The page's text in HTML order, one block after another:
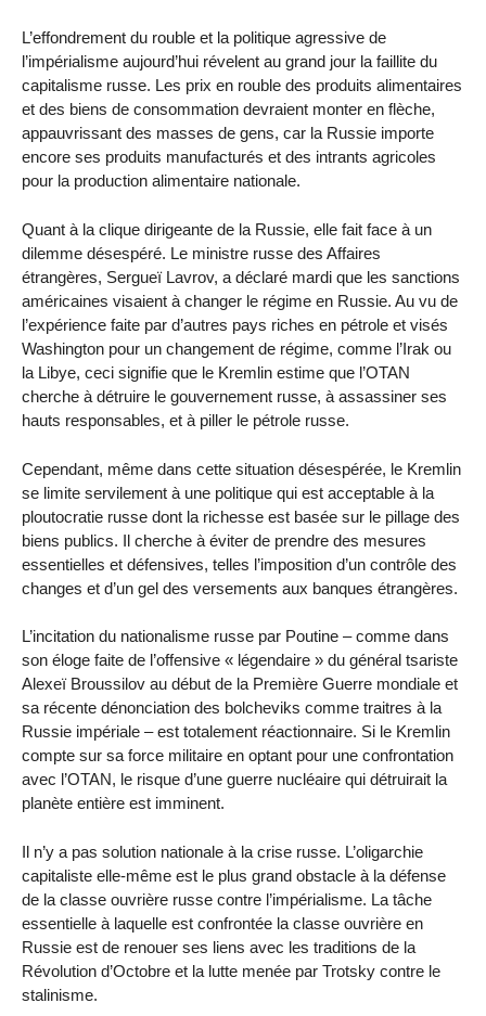
L’effondrement du rouble et la politique agressive de
l’impérialisme aujourd’hui révelent au grand jour la faillite du
capitalisme russe. Les prix en rouble des produits alimentaires
et des biens de consommation devraient monter en flèche,
appauvrissant des masses de gens, car la Russie importe
encore ses produits manufacturés et des intrants agricoles
pour la production alimentaire nationale.
Quant à la clique dirigeante de la Russie, elle fait face à un
dilemme désespéré. Le ministre russe des Affaires
étrangères, Sergueï Lavrov, a déclaré mardi que les sanctions
américaines visaient à changer le régime en Russie. Au vu de
l’expérience faite par d’autres pays riches en pétrole et visés
Washington pour un changement de régime, comme l’Irak ou
la Libye, ceci signifie que le Kremlin estime que l’OTAN
cherche à détruire le gouvernement russe, à assassiner ses
hauts responsables, et à piller le pétrole russe.
Cependant, même dans cette situation désespérée, le Kremlin
se limite servilement à une politique qui est acceptable à la
ploutocratie russe dont la richesse est basée sur le pillage des
biens publics. Il cherche à éviter de prendre des mesures
essentielles et défensives, telles l’imposition d’un contrôle des
changes et d’un gel des versements aux banques étrangères.
L’incitation du nationalisme russe par Poutine – comme dans
son éloge faite de l’offensive « légendaire » du général tsariste
Alexeï Broussilov au début de la Première Guerre mondiale et
sa récente dénonciation des bolcheviks comme traitres à la
Russie impériale – est totalement réactionnaire. Si le Kremlin
compte sur sa force militaire en optant pour une confrontation
avec l’OTAN, le risque d’une guerre nucléaire qui détruirait la
planète entière est imminent.
Il n’y a pas solution nationale à la crise russe. L’oligarchie
capitaliste elle-même est le plus grand obstacle à la défense
de la classe ouvrière russe contre l’impérialisme. La tâche
essentielle à laquelle est confrontée la classe ouvrière en
Russie est de renouer ses liens avec les traditions de la
Révolution d’Octobre et la lutte menée par Trotsky contre le
stalinisme.